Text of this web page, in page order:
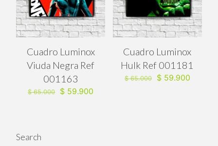
Cuadro Luminox
Viuda Negra Ref
001163
$65.000
El
$ 59.900
Cuadro Luminox
Hulk Ref 001181
$65.000
El
$59.900El
Search